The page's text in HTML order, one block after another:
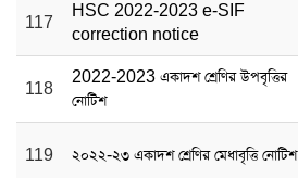
117
HSC 2022-2023 e-SIF
correction notice
118
2022-2023 একাদশ শ্রেণির উপবৃত্তির
নোটিশ
119 ২০২২-২৩ একাদশ শ্রেণির মেধাবৃত্তি নোটিশ